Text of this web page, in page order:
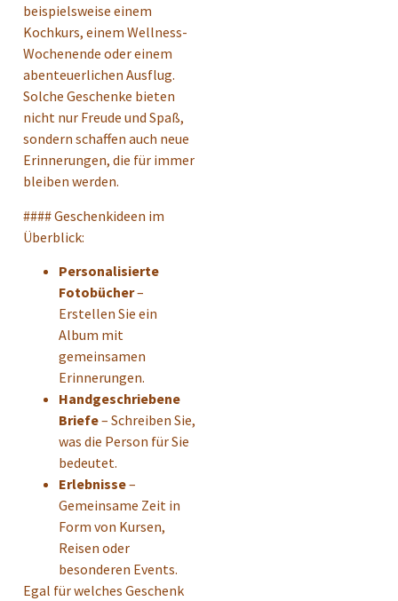
beispielsweise einem
Kochkurs, einem Wellness-
Wochenende oder einem
abenteuerlichen Ausflug.
Solche Geschenke bieten
nicht nur Freude und Spaß,
sondern schaffen auch neue
Erinnerungen, die für immer
bleiben werden.
#### Geschenkideen im
Überblick:
Personalisierte
Fotobücher–
Erstellen Sie ein
Album mit
gemeinsamen
Erinnerungen.
Handgeschriebene
Briefe– Schreiben Sie,
was die Person für Sie
bedeutet.
Erlebnisse–
Gemeinsame Zeit in
Form von Kursen,
Reisen oder
besonderen Events.
Egal für welches Geschenk